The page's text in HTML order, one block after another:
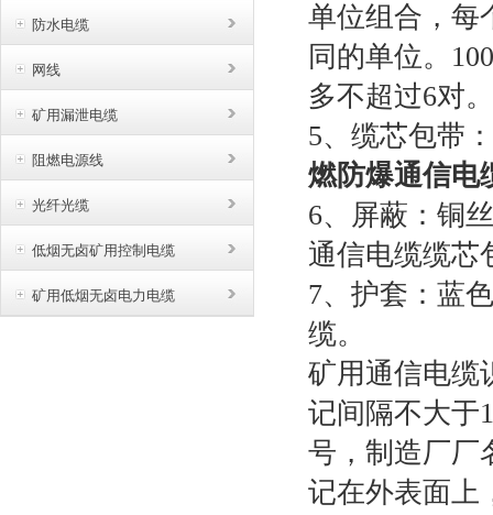
防水电缆
网线
矿用漏泄电缆
阻燃电源线
光纤光缆
低烟无卤矿用控制电缆
矿用低烟无卤电力电缆
单位组合，每
同的单位。
多不超过6对
5、缆芯包带
燃防爆通信电
6、屏蔽：铜
通信电缆缆芯
7、护套：蓝
缆。
矿用通信电缆
记间隔不大于
号，制造厂厂
记在外表面上